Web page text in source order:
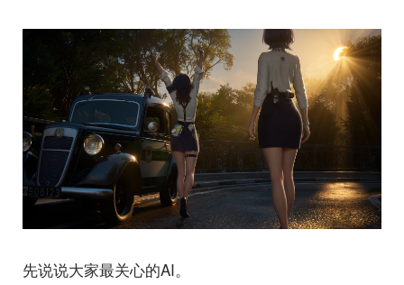
先说说大家最关心的AI。